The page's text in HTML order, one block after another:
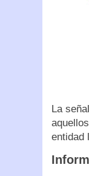
La
entidad